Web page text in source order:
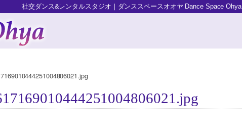
社交ダンス&レンタルスタジオ｜ダンススペースオオヤ Dance Space Ohya